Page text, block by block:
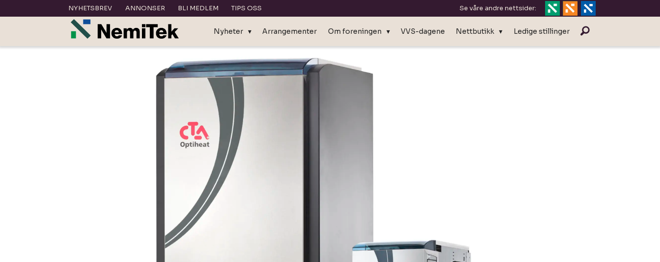
NYHETSBREV ANNONSER BLI MEDLEM TIPS OSS Se våre andre nettsider:
Nyheter Arrangementer Om foreningen VVS-dagene Nettbutikk Ledige stillinger